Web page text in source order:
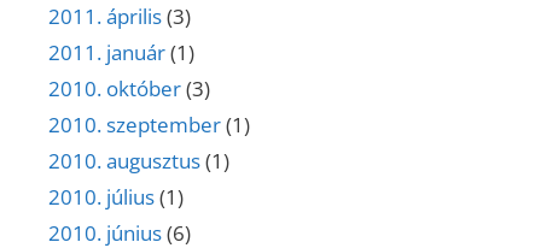
2011. április(3)
2011. január(1)
2010. október(3)
2010. szeptember(1)
2010. augusztus(1)
2010. július(1)
2010. június(6)